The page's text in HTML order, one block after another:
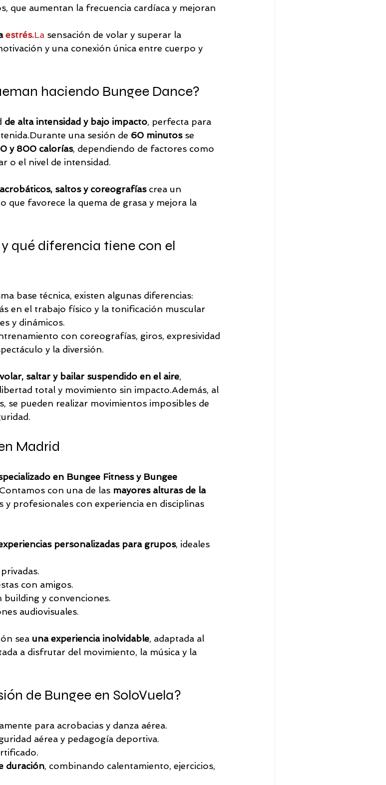
que aumentan la frecuencia cardíaca y mejoran
estrés.La sensación de volar y superar la
y una conexión única entre cuerpo y
haciendo Bungee Dance?
de alta intensidad y bajo impacto, perfecta para
una sesión de 60 minutos se
y 800 calorías, dependiendo de factores como
o el nivel de intensidad.
saltos y coreografías crea un
favorece la quema de grasa y mejora la
qué diferencia tiene con el
base técnica, existen algunas diferencias:
en el trabajo físico y la tonificación muscular
y dinámicos.
con coreografías, giros, expresividad
y la diversión.
volar, saltar y bailar suspendido en el aire,
total y movimiento sin impacto.Además, al
se pueden realizar movimientos imposibles de
Madrid
en Bungee Fitness y Bungee
con una de las mayores alturas de la
y profesionales con experiencia en disciplinas
personalizadas para grupos, ideales
con amigos.
building y convenciones.
audiovisuales.
sea una experiencia inolvidable, adaptada al
a disfrutar del movimiento, la música y la
de Bungee en SoloVuela?
para acrobacias y danza aérea.
aérea y pedagogía deportiva.
duración, combinando calentamiento, ejercicios,